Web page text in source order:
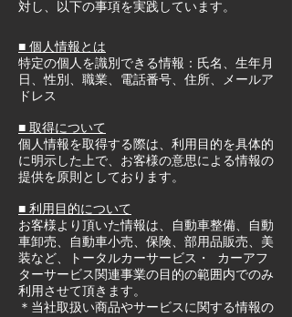
対し、以下の事項を実践しています。
■ 個人情報とは
特定の個人を識別できる情報：氏名、生年月
日、性別、職業、電話番号、住所、メールア
ドレス
■ 取得について
個人情報を取得する際は、利用目的を具体的
に明示した上で、お客様の意思による情報の
提供を原則としております。
■ 利用目的について
お客様より頂いた情報は、自動車整備、自動
車卸売、自動車小売、保険、部用品販売、美
装など、トータルカーサービス・ カーアフ
ターサービス関連事業の目的の範囲内でのみ
利用させて頂きます。
＊当社取扱い商品やサービスに関する情報の